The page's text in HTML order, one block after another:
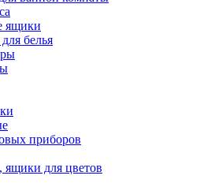
ящики
белья
приборов
для цветов